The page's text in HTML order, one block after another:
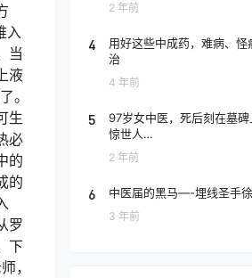
入
当
液
。
生
必
的
的
罗
下
，
2 年前
4
用好这些中成药，难病、怪
治
4 年前
5
97岁女中医，死后刻在墓
惊世人…
2 年前
6 中医届的黑马—-埋线圣手
3 年前